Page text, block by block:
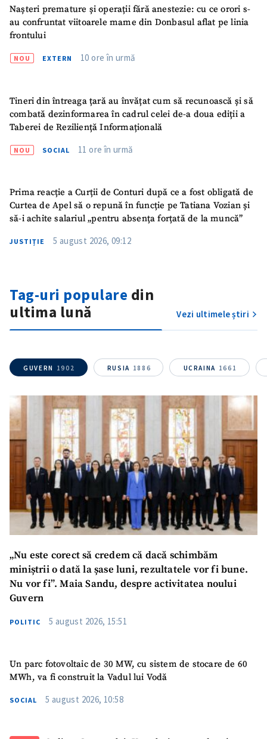
Nașteri premature și operații fără anestezie: cu ce orori s-
au confruntat viitoarele mame din Donbasul aflat pe linia
frontului
NOU EXTERN 10 ore în urmă
Tineri din întreaga țară au învățat cum să recunoască și să
combată dezinformarea în cadrul celei de-a doua ediții a
Taberei de Reziliență Informațională
NOU SOCIAL 11 ore în urmă
Prima reacție a Curții de Conturi după ce a fost obligată de
Curtea de Apel să o repună în funcție pe Tatiana Vozian și
să-i achite salariul „pentru absența forțată de la muncă”
JUSTIȚIE 5 august 2026, 09:12
Tag-uri populare din
ultima lună
Vezi ultimele știri
GUVERN 1902 RUSIA 1886 UCRAINA 1661
„Nu este corect să credem că dacă schimbăm
miniștrii o dată la șase luni, rezultatele vor fi bune.
Nu vor fi”. Maia Sandu, despre activitatea noului
Guvern
POLITIC 5 august 2026, 15:51
Un parc fotovoltaic de 30 MW, cu sistem de stocare de 60
MWh, va fi construit la Vadul lui Vodă
SOCIAL 5 august 2026, 10:58
Sursă anonimă
Telefon
+ Telefon personal
Am citit și sunt de
politica de
confidențialitate.